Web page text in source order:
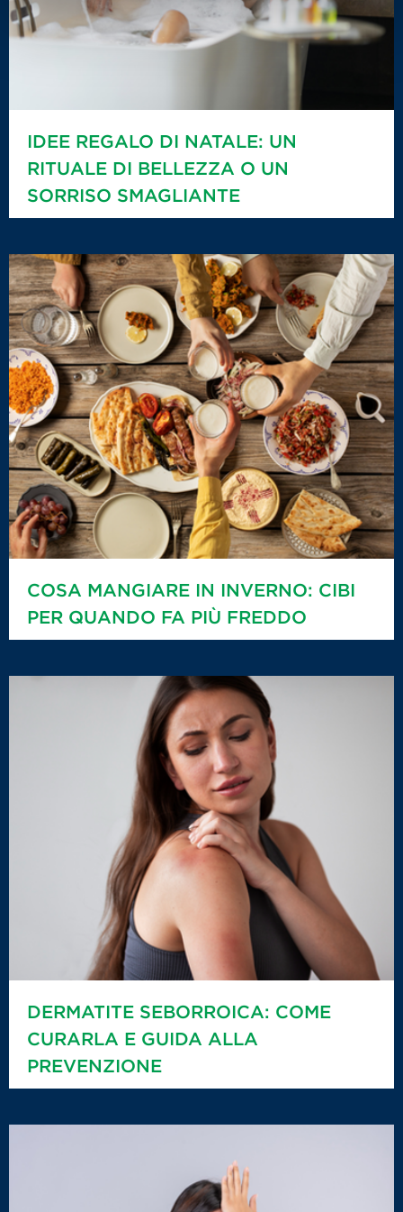
IDEE REGALO DI NATALE: UN
RITUALE DI BELLEZZA O UN
SORRISO SMAGLIANTE
COSA MANGIARE IN INVERNO: CIBI
PER QUANDO FA PIÙ FREDDO
DERMATITE SEBORROICA: COME
CURARLA E GUIDA ALLA
PREVENZIONE